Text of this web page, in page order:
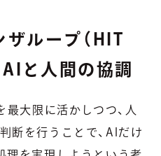
ループ（HIT
AIと人間の協調
大限に活かしつつ、人
断を行うことで、AIだけ